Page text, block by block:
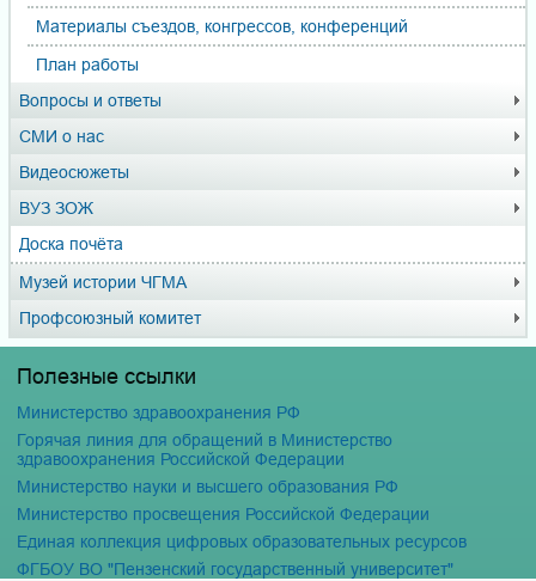
Материалы съездов, кон­грес­сов, конференций
План работы
Вопросы и ответы
СМИ о нас
Видеосюжеты
ВУЗ ЗОЖ
Доска почёта
Музей истории ЧГМА
Профсоюзный комитет
Полезные ссылки
Министерство здравоохранения РФ
Горячая линия для обращений в Министерство
здравоохранения Российской Федерации
Министерство науки и высшего образования РФ
Министерство просвещения Российской Федерации
Единая коллекция цифровых образовательных ресурсов
ФГБОУ ВО "Пензенский государственный университет"